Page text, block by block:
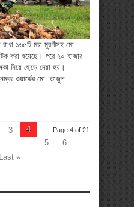
রাখা ১৬৫টি মরা মুরগীসহ মো.
করা হয়েছে। পরে ২০ হাজার
নিয়ে ছেড়ে দেয়া হয়।
ওয়ার্ডের মো. তাজুল ...
Page 4 of 21
3
4
5
6
Last »